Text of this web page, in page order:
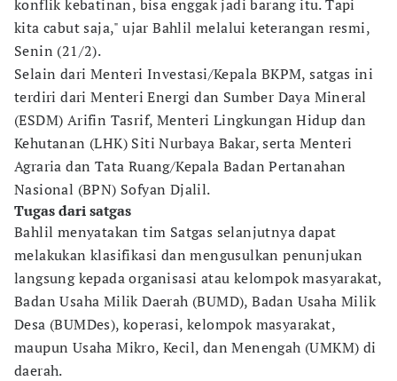
konflik kebatinan, bisa enggak jadi barang itu. Tapi
kita cabut saja," ujar Bahlil melalui keterangan resmi,
Senin (21/2).
Selain dari Menteri Investasi/Kepala BKPM, satgas ini
terdiri dari Menteri Energi dan Sumber Daya Mineral
(ESDM) Arifin Tasrif, Menteri Lingkungan Hidup dan
Kehutanan (LHK) Siti Nurbaya Bakar, serta Menteri
Agraria dan Tata Ruang/Kepala Badan Pertanahan
Nasional (BPN) Sofyan Djalil.
Tugas dari satgas
Bahlil menyatakan tim Satgas selanjutnya dapat
melakukan klasifikasi dan mengusulkan penunjukan
langsung kepada organisasi atau kelompok masyarakat,
Badan Usaha Milik Daerah (BUMD), Badan Usaha Milik
Desa (BUMDes), koperasi, kelompok masyarakat,
maupun Usaha Mikro, Kecil, dan Menengah (UMKM) di
daerah.